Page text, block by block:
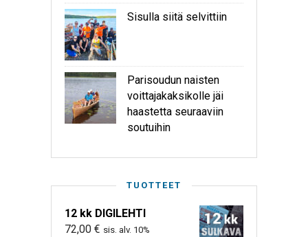
Sisulla siitä selvittiin
Parisoudun naisten
voittajakaksikolle jäi
haastetta seuraaviin
soutuihin
TUOTTEET
12 kk DIGILEHTI
72,00 € sis. alv. 10%